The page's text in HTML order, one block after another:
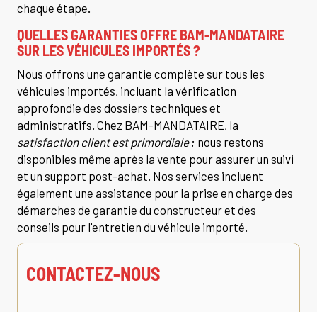
chaque étape.
QUELLES GARANTIES OFFRE BAM-MANDATAIRE
SUR LES VÉHICULES IMPORTÉS ?
Nous offrons une garantie complète sur tous les
véhicules importés, incluant la vérification
approfondie des dossiers techniques et
administratifs. Chez BAM-MANDATAIRE, la
satisfaction client est primordiale; nous restons
disponibles même après la vente pour assurer un suivi
et un support post-achat. Nos services incluent
également une assistance pour la prise en charge des
démarches de garantie du constructeur et des
conseils pour l'entretien du véhicule importé.
CONTACTEZ-NOUS